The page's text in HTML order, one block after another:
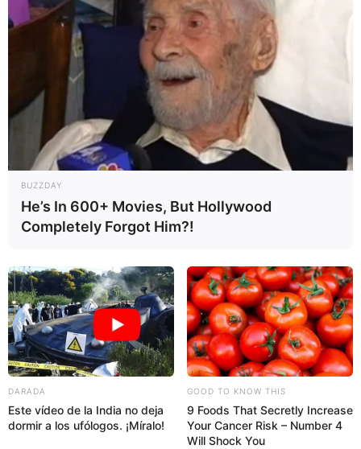
BUZZDAY
He’s In 600+ Movies, But Hollywood
Completely Forgot Him?!
DARADA
Este vídeo de la India no deja
dormir a los ufólogos. ¡Míralo!
GOOD TO KNOW THIS
9 Foods That Secretly Increase
Your Cancer Risk – Number 4
Will Shock You